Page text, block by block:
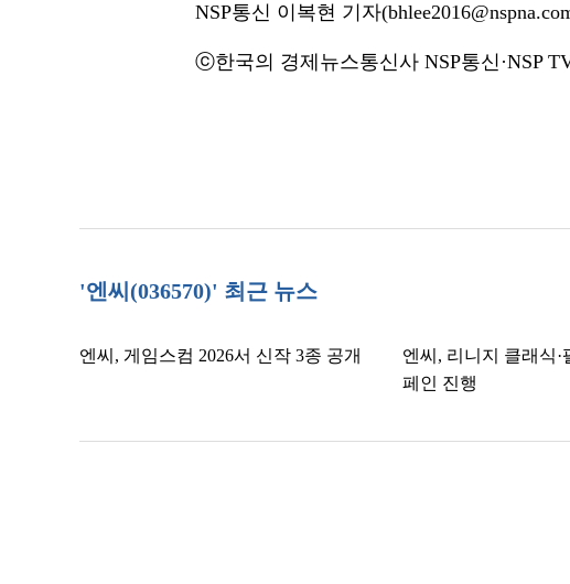
NSP통신 이복현 기자
ⓒ한국의 경제뉴스통신사 NSP통신·NSP
'엔씨(036570)' 최근 뉴스
엔씨, 게임스컴 2026서 신작 3종 공개
엔씨, 리니지 클래식·
페인 진행